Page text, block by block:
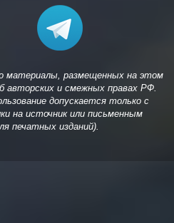
материалы, размещенных на этом
авторских и смежных правах РФ.
допускается только с
на источник или письменным
печатных изданий).